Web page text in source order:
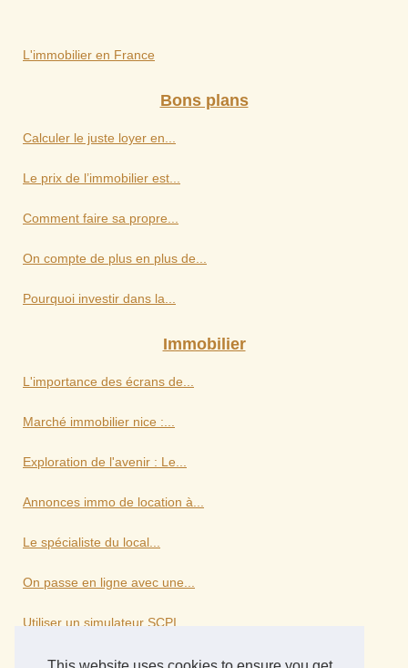
L'immobilier en France
Bons plans
Calculer le juste loyer en...
Le prix de l’immobilier est...
Comment faire sa propre...
On compte de plus en plus de...
Pourquoi investir dans la...
Immobilier
L'importance des écrans de...
Marché immobilier nice :...
Exploration de l'avenir : Le...
Annonces immo de location à...
Le spécialiste du local...
On passe en ligne avec une...
Utiliser un simulateur SCPI...